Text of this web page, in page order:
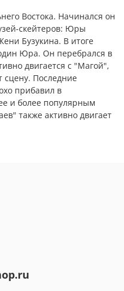
Востока. Начинался он
скейтеров: Юры
Бузукина. В итоге
Юра. Он перебрался в
двигается с "Магой",
сцену. Последние
прибавил в
и более популярным
также активно двигает